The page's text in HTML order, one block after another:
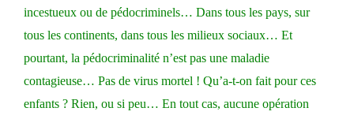
incestueux ou de pédocriminels… Dans tous les pays, sur
tous les continents, dans tous les milieux sociaux… Et
pourtant, la pédocriminalité n’est pas une maladie
contagieuse… Pas de virus mortel ! Qu’a-t-on fait pour ces
enfants ? Rien, ou si peu… En tout cas, aucune opération